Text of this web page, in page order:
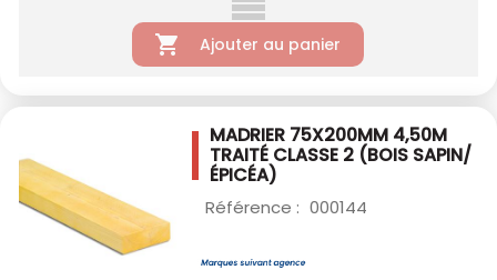
Ajouter au panier
MADRIER 75X200MM 4,50M
TRAITÉ CLASSE 2 (BOIS SAPIN/
ÉPICÉA)
Référence : 000144